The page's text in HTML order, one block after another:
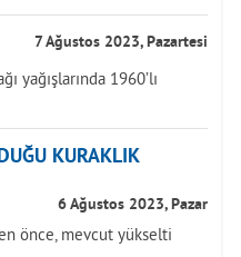
7 Ağustos 2023, Pazartesi
yağışlarında 1960’lı
KURAKLIK
6 Ağustos 2023, Pazar
önce, mevcut yükselti